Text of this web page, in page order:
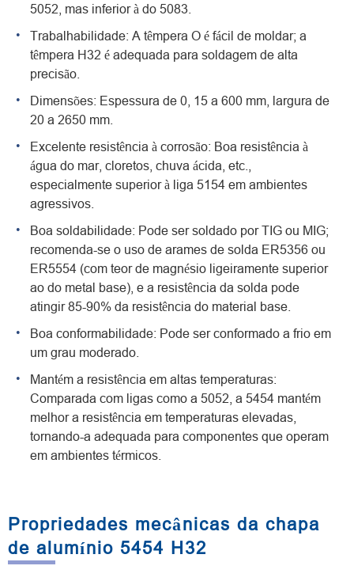
5052, mas inferior à do 5083.
Trabalhabilidade: A têmpera O é fácil de moldar; a
têmpera H32 é adequada para soldagem de alta
precisão.
Dimensões: Espessura de 0, 15 a 600 mm, largura de
20 a 2650 mm.
Excelente resistência à corrosão: Boa resistência à
água do mar, cloretos, chuva ácida, etc.,
especialmente superior à liga 5154 em ambientes
agressivos.
Boa soldabilidade: Pode ser soldado por TIG ou MIG;
recomenda-se o uso de arames de solda ER5356 ou
ER5554 (com teor de magnésio ligeiramente superior
ao do metal base), e a resistência da solda pode
atingir 85-90% da resistência do material base.
Boa conformabilidade: Pode ser conformado a frio em
um grau moderado.
Mantém a resistência em altas temperaturas:
Comparada com ligas como a 5052, a 5454 mantém
melhor a resistência em temperaturas elevadas,
tornando-a adequada para componentes que operam
em ambientes térmicos.
Propriedades mecânicas da chapa
de alumínio 5454 H32